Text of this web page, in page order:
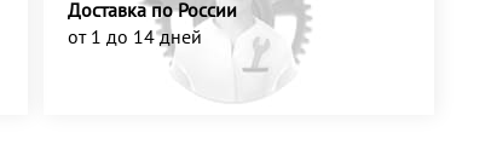
Доставка по России
от 1 до 14 дней